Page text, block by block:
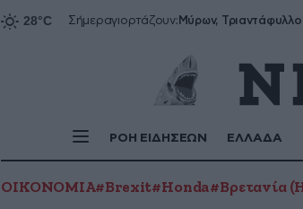
Σήμεραγιορτάζουν:
ΡΟΗ ΕΙΔΗΣΕΩΝ ΕΛΛΑΔΑ
ΟΙΚΟΝΟΜΙΑ#Brexit#Honda#Βρετανία